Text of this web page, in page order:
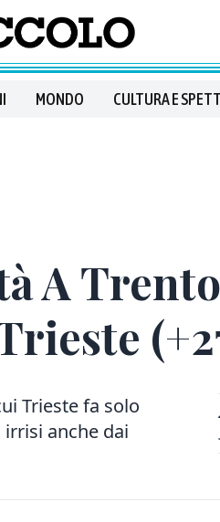
MONDO CULTURA E
A
Trieste fa solo
anche dai